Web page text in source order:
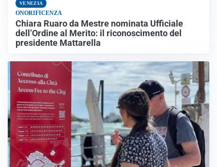
VENEZIA
ONORIFICENZA
Chiara Ruaro da Mestre nominata Ufficiale
dell’Ordine al Merito: il riconoscimento del
presidente Mattarella